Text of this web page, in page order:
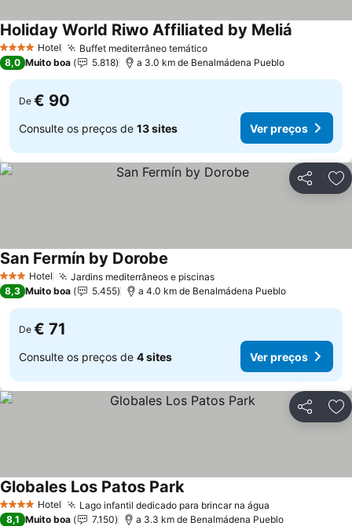
4 EstrelasHotel Buffet mediterrâneo temático
Holiday World Riwo Affiliated by Meliá
8,0 Muito boa 5.818 a 3.0 km de Benalmádena Pueblo
De € 90
Consulte os preços de 13 sites Ver preços
Partilhar
3 EstrelasHotel Jardins mediterrâneos e piscinas
San Fermín by Dorobe
8,3 Muito boa 5.455 a 4.0 km de Benalmádena Pueblo
De € 71
Consulte os preços de 4 sites Ver preços
Partilhar
4 EstrelasHotel Lago infantil dedicado para brincar na água
Globales Los Patos Park
8,1 Muito boa 7.150 a 3.3 km de Benalmádena Pueblo